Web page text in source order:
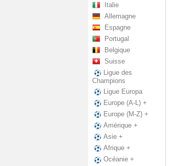
Italie
Allemagne
Espagne
Portugal
Belgique
Suisse
Ligue des
Champions
Ligue Europa
Europe (A-L) +
Europe (M-Z) +
Amérique +
Asie +
Afrique +
Océanie +